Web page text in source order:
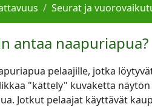
Seurat ja
antaa naapuriapua?
pelaajille, jotka
"kättely" kuvaketta
Jotkut pelaajat käyttävät